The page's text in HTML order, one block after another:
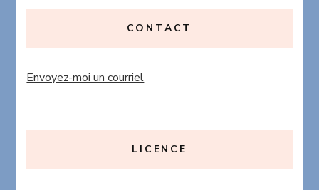
CONTACT
Envoyez-moi un courriel
LICENCE